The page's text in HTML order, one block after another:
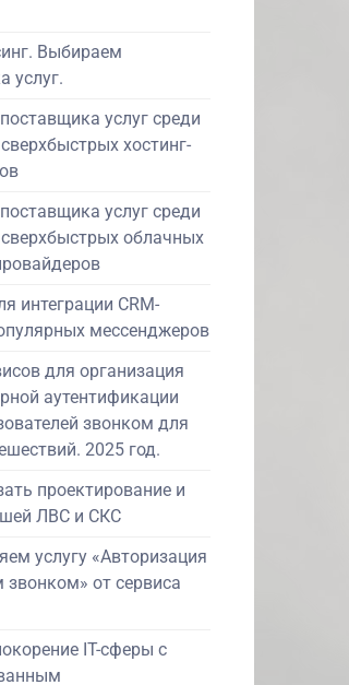
Выбираем
услуг.
услуг среди
хостинг-
услуг среди
облачных
интеграции CRM-
мессенджеров
для организация
аутентификации
звонком для
2025 год.
проектирование и
ЛВС и СКС
услугу «Авторизация
от сервиса
IT-сферы с